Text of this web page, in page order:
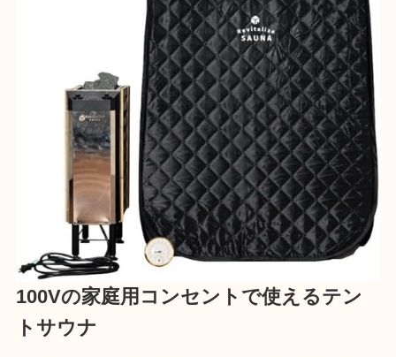
100Vの家庭用コンセントで使えるテン
トサウナ